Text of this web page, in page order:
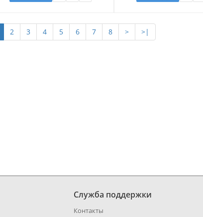
2 3 4 5 6 7 8 > >|
Служба поддержки
Контакты